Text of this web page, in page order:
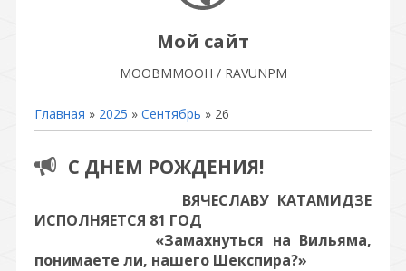
Мой сайт
МООВММООН / RAVUNPM
Главная » 2025 » Сентябрь » 26
С ДНЕМ РОЖДЕНИЯ!
ВЯЧЕСЛАВУ КАТАМИДЗЕ
ИСПОЛНЯЕТСЯ 81 ГОД
«Замахнуться на Вильяма,
понимаете ли, нашего Шекспира?»